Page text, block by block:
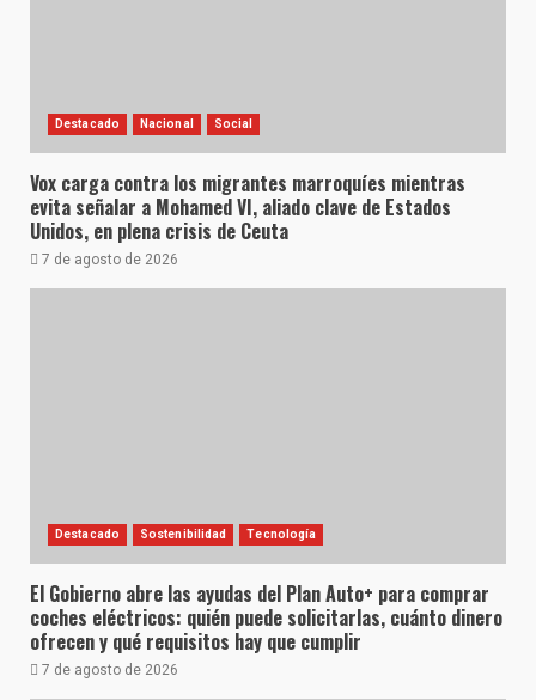
Destacado Nacional Social
Vox carga contra los migrantes marroquíes mientras
evita señalar a Mohamed VI, aliado clave de Estados
Unidos, en plena crisis de Ceuta
7 de agosto de 2026
Destacado Sostenibilidad Tecnología
El Gobierno abre las ayudas del Plan Auto+ para comprar
coches eléctricos: quién puede solicitarlas, cuánto dinero
ofrecen y qué requisitos hay que cumplir
7 de agosto de 2026